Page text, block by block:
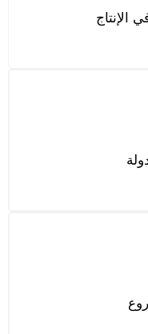
الإنتاج